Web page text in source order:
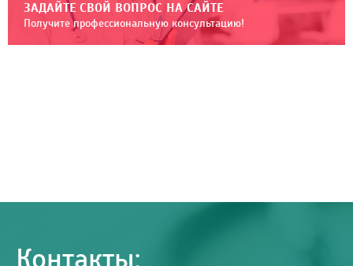
ЗАДАЙТЕ СВОЙ ВОПРОС НА САЙТЕ
Получите профессиональную консультацию!
Контакты: